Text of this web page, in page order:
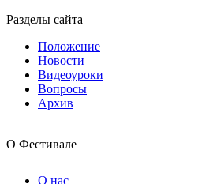
Разделы сайта
Положение
Новости
Видеоуроки
Вопросы
Архив
О Фестивале
О нас